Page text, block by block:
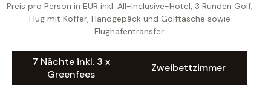
Preis pro Person in EUR inkl. All-Inclusive-Hotel, 3 Runden Golf,
Flug mit Koffer, Handgepäck und Golftasche sowie
Flughafentransfer.
7 Nächte inkl. 3 x
Greenfees
Zweibettzimmer